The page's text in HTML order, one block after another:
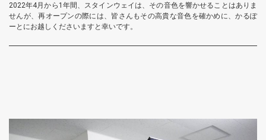
2022年4月から1年間、スタインウェイは、その音色を響かせることはありま
せんが、再オープンの際には、皆さんもその高貴な音色を確かめに、かるぽ
ーとにお越しくださいますと幸いです。